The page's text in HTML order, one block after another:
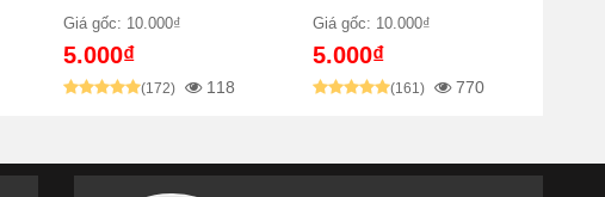
Giá gốc: 10.000₫
5.000₫
(172) 118
Giá gốc: 10.000₫
5.000₫
(161) 770